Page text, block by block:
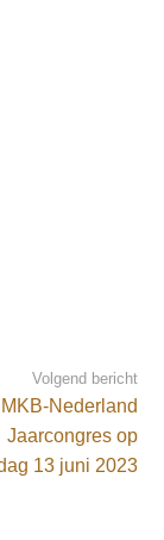
Volgend bericht
MKB-Nederland
Jaarcongres op
13 juni 2023